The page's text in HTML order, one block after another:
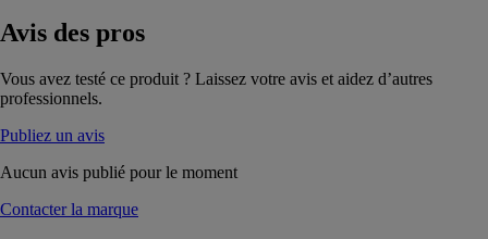
Avis des pros
Vous avez testé ce produit ? Laissez votre avis et aidez d’autres
professionnels.
Publiez un avis
Aucun avis publié pour le moment
Contacter la marque